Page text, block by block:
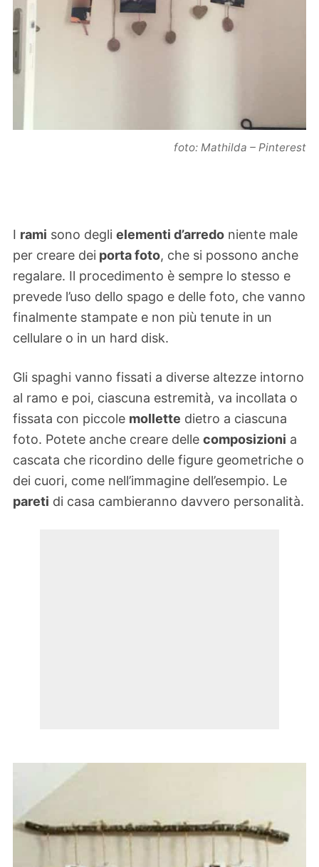
foto: Mathilda – Pinterest
I rami sono degli elementi d’arredo niente male
per creare dei porta foto, che si possono anche
regalare. Il procedimento è sempre lo stesso e
prevede l’uso dello spago e delle foto, che vanno
finalmente stampate e non più tenute in un
cellulare o in un hard disk.
Gli spaghi vanno fissati a diverse altezze intorno
al ramo e poi, ciascuna estremità, va incollata o
fissata con piccole mollette dietro a ciascuna
foto. Potete anche creare delle composizioni a
cascata che ricordino delle figure geometriche o
dei cuori, come nell’immagine dell’esempio. Le
pareti di casa cambieranno davvero personalità.